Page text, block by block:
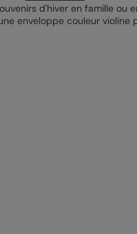
d'hiver en famille
enveloppe couleur